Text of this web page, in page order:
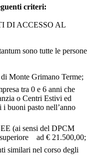
criteri:
DI ACCESSO AL
sono tutte le persone
Monte Grimano Terme;
tra 0 e 6 anni che
o Centri Estivi ed
i buoni pasto nell’anno
(ai sensi del DPCM
ad € 21.500,00;
similari nel corso degli